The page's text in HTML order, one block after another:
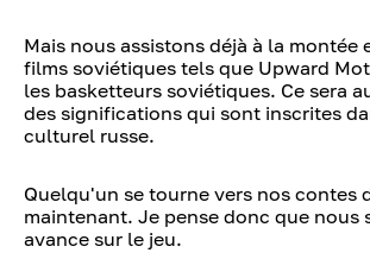
Mais nous assistons déjà à la montée
films soviétiques tels que Upward
les basketteurs soviétiques. Ce sera
des significations qui sont inscrites
culturel russe.
Quelqu'un se tourne vers nos contes
maintenant. Je pense donc que nous
avance sur le jeu.